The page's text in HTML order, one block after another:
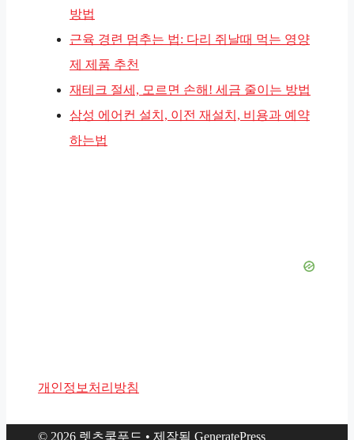
방법
근육 경련 멈추는 법: 다리 쥐날때 먹는 영양
제 제품 추천
재테크 절세, 모르면 손해! 세금 줄이는 방법
삼성 에어컨 설치, 이전 재설치, 비용과 예약
하는법
개인정보처리방침
© 2026 렛츠쿡푸드 • 제작됨 GeneratePress